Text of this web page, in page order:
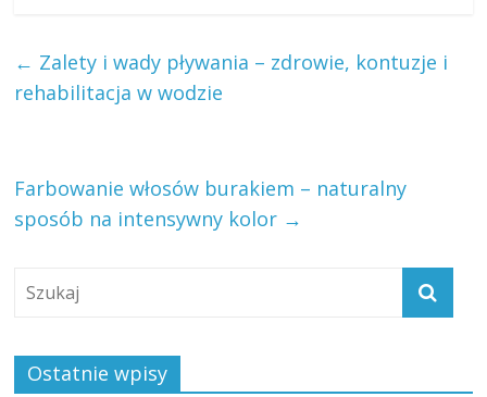
← Zalety i wady pływania – zdrowie, kontuzje i
rehabilitacja w wodzie
Farbowanie włosów burakiem – naturalny
sposób na intensywny kolor →
Ostatnie wpisy